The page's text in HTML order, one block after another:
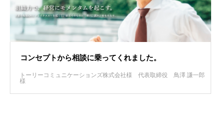
コンセプトから相談に乗ってくれました。
トーリーコミュニケーションズ株式会社様
代表取締役 鳥澤 謙一郎
様